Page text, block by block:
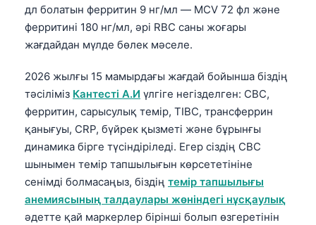
дл болатын ферритин 9 нг/мл — MCV 72 фл және
ферритині 180 нг/мл, әрі RBC саны жоғары
жағдайдан мүлде бөлек мәселе.
2026 жылғы 15 мамырдағы жағдай бойынша біздің
тәсіліміз Кантесті А.И үлгіге негізделген: CBC,
ферритин, сарысулық темір, TIBC, трансферрин
қанығуы, CRP, бүйрек қызметі және бұрынғы
динамика бірге түсіндіріледі. Егер сіздің CBC
шынымен темір тапшылығын көрсететініне
сенімді болмасаңыз, біздің темір тапшылығы
анемиясының талдаулары жөніндегі нұсқаулық
әдетте қай маркерлер бірінші болып өзгеретінін